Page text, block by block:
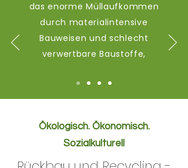
das enorme Müllaufkommen
durch materialintensive
Bauweisen und schlecht
verwertbare Baustoffe,
Ökologisch. Ökonomisch.
Sozialkulturell